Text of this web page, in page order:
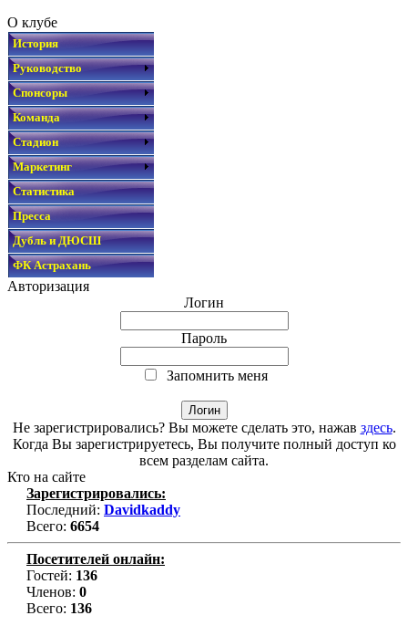
О клубе
История
Руководство
Спонсоры
Команда
Стадион
Маркетинг
Статистика
Пресса
Дубль и ДЮСШ
ФК Астрахань
Авторизация
Логин
Пароль
Запомнить меня
Не зарегистрировались? Вы можете сделать это, нажав здесь.
Когда Вы зарегистрируетесь, Вы получите полный доступ ко
всем разделам сайта.
Кто на сайте
Зарегистрировались:
Последний: Davidkaddy
Всего: 6654
Посетителей онлайн:
Гостей: 136
Членов: 0
Всего: 136